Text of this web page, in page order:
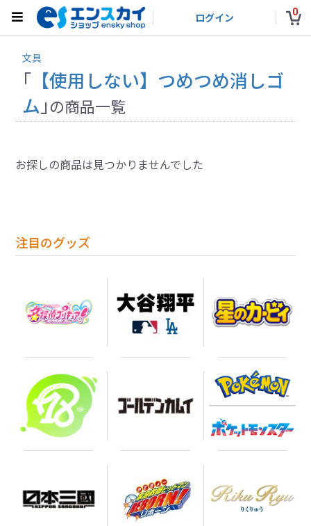
ログイン 0
注目のグッズ
文具
「 【使用しない】つめつめ消しゴ
ム 」の商品一覧
お探しの商品は見つかりませんでした